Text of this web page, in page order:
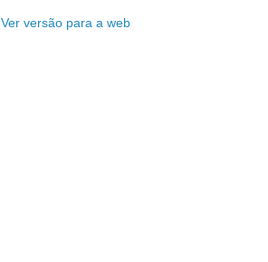
Ver versão para a web